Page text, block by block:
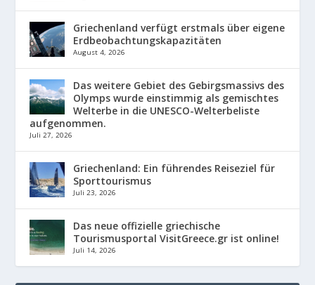
Griechenland verfügt erstmals über eigene
Erdbeobachtungskapazitäten
August 4, 2026
Das weitere Gebiet des Gebirgsmassivs des
Olymps wurde einstimmig als gemischtes
Welterbe in die UNESCO-Welterbeliste
aufgenommen.
Juli 27, 2026
Griechenland: Ein führendes Reiseziel für
Sporttourismus
Juli 23, 2026
Das neue offizielle griechische
Tourismusportal VisitGreece.gr ist online!
Juli 14, 2026